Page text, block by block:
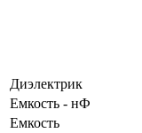
Диэлектрик
Емкость - нФ
Емкость